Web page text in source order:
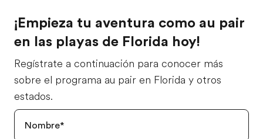
¡Empieza tu aventura como au pair
en las playas de Florida hoy!
Regístrate a continuación para conocer más
sobre el programa au pair en Florida y otros
estados.